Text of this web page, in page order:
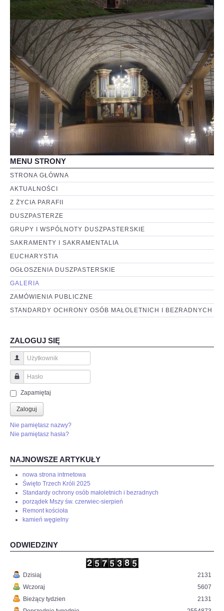
MENU STRONY
STRONA GŁÓWNA
AKTUALNOŚCI
Z ŻYCIA PARAFII
DUSZPASTERZE
GRUPY I WSPÓLNOTY DUSZPASTERSKIE
SAKRAMENTY I SAKRAMENTALIA
EUCHARYSTIA
OGŁOSZENIA DUSZPASTERSKIE
GALERIA
ZAMÓWIENIA PUBLICZNE
STANDARDY OCHRONY OSÓB MAŁOLETNICH I BEZRADNYCH
ZALOGUJ SIĘ
Użytkownik
Hasło
Zapamiętaj
Zaloguj
Nie pamiętasz nazwy?
Nie pamiętasz hasła?
NAJNOWSZE ARTYKUŁY
nowa strona intrnetowa
Święto Trzech Króli 2025
Standardy ochrony osób małoletnich i bezradnych
porządek Mszy św. czerwiec-sierpień
Remont kościoła
kamień węgielny
ODWIEDZINY
Dzisiaj
Wczoraj
Bieżący tydzien
2131
5607
2131